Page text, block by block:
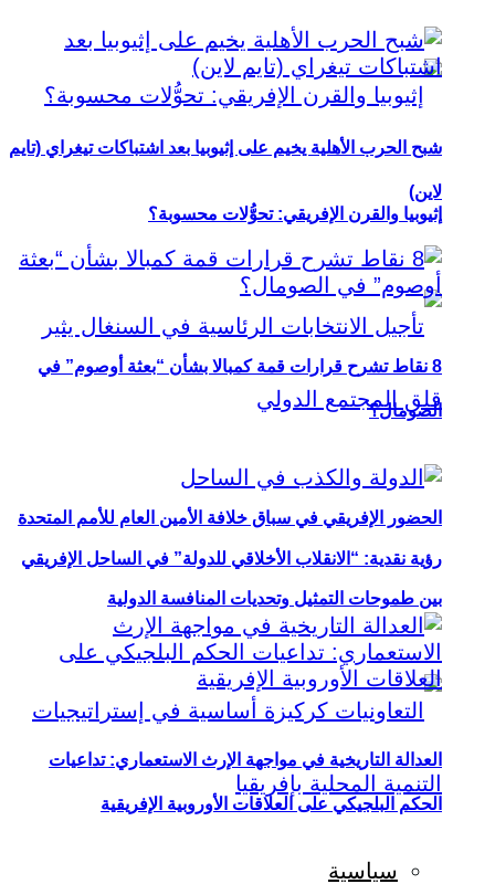
إثيوبيا والقرن الإفريقي: تحوُّلات محسوبة؟
الحضور الإفريقي في سباق خلافة الأمين العام للأمم المتحدة
بين طموحات التمثيل وتحديات المنافسة الدولية
شبح الحرب الأهلية يخيم على إثيوبيا بعد اشتباكات تيغراي (تايم
لاين)
8 نقاط تشرح قرارات قمة كمبالا بشأن “بعثة أوصوم” في
الصومال؟
رؤية نقدية: “الانقلاب الأخلاقي للدولة” في الساحل الإفريقي
العدالة التاريخية في مواجهة الإرث الاستعماري: تداعيات
الحكم البلجيكي على العلاقات الأوروبية الإفريقية
سياسية